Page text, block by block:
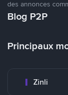
des annonces
Blog P2P
Principaux
Zinli